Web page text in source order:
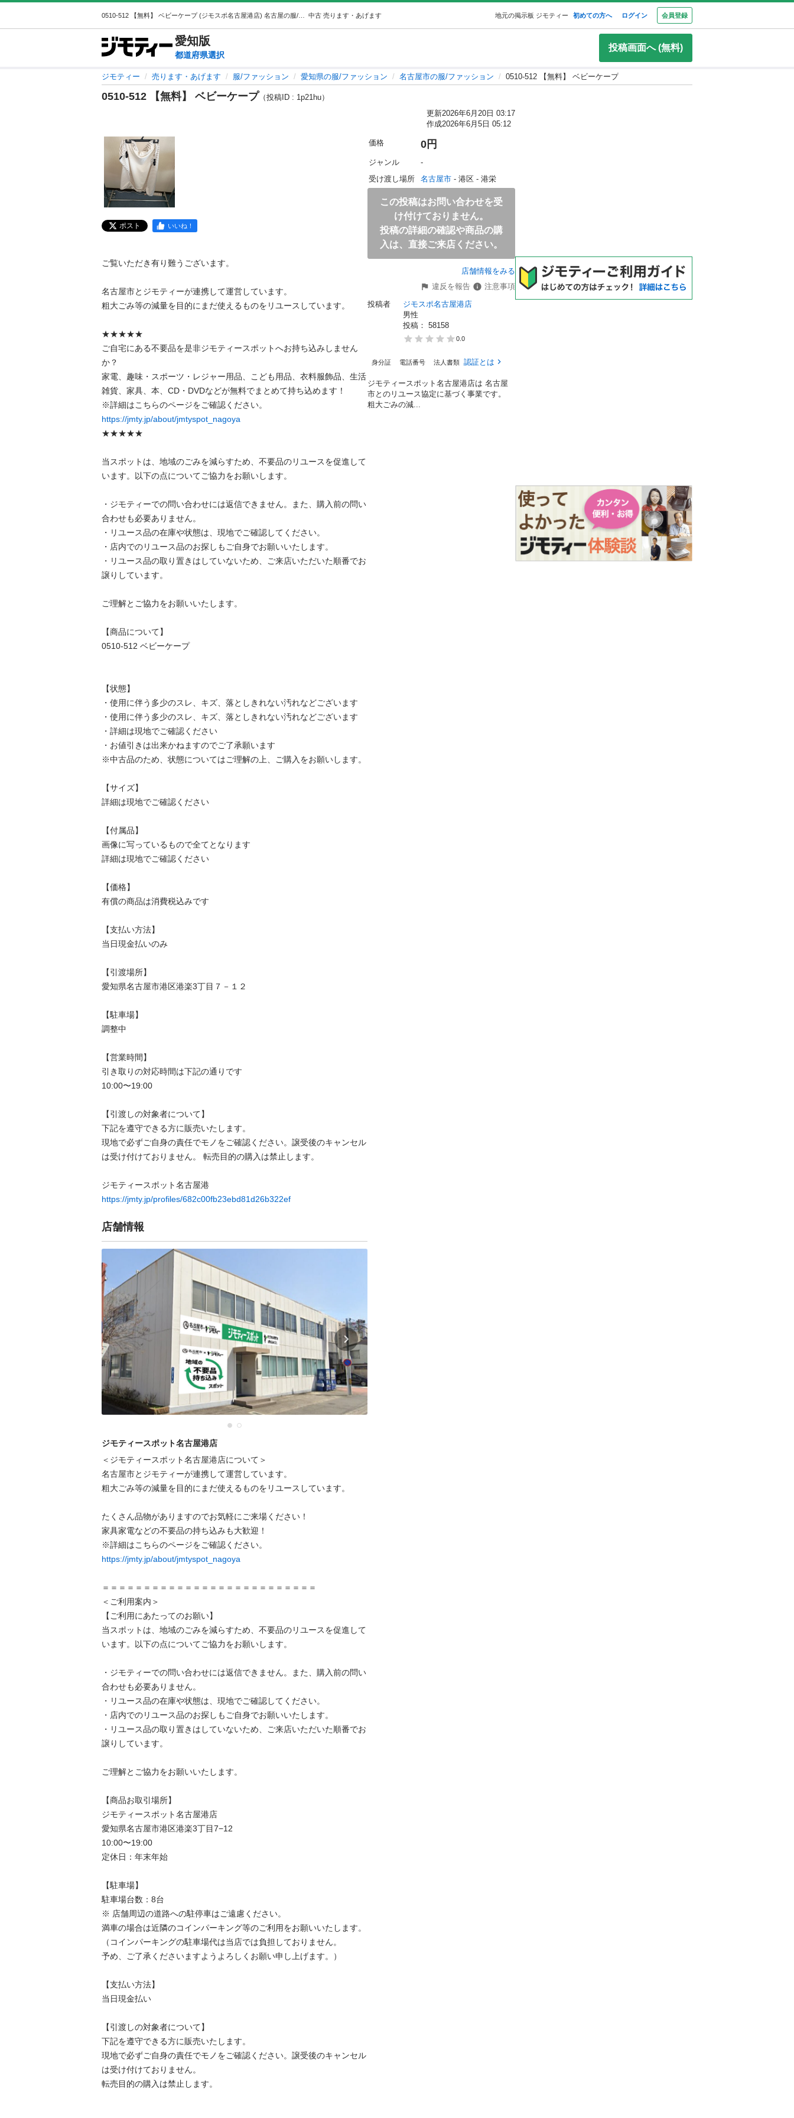
中古 売ります・あげます 地元の掲示板 ジモティー 初めての方へ ログイン 会員登録
愛知版
都道府県選択
投稿画面へ (無料)
ジモティー 売ります・あげます 服/ファッション 愛知県の服/ファッション 名古屋市の服/ファッション 0510-512 【無料】 ベビーケープ
0510-512 【無料】 ベビーケープ （投稿ID : 1p21hu）
更新2026年6月20日 03:17
作成2026年6月5日 05:12
ポスト いいね！
ご覧いただき有り難うございます。
名古屋市とジモティーが連携して運営しています。
粗⼤ごみ等の減量を⽬的にまだ使えるものをリユースしています。
★★★★★
ご自宅にある不要品を是非ジモティースポットへお持ち込みしません
か？
家電、趣味・スポーツ・レジャー用品、こども用品、衣料服飾品、生活
雑貨、家具、本、CD・DVDなどが無料でまとめて持ち込めます！
https://jmty.jp/about/jmtyspot_nagoya
★★★★★
当スポットは、地域のごみを減らすため、不要品のリユースを促進して
います。以下の点についてご協力をお願いします。
・ジモティーでの問い合わせには返信できません。また、購入前の問い
合わせも必要ありません。
・リユース品の在庫や状態は、現地でご確認してください。
・店内でのリユース品のお探しもご自身でお願いいたします。
・リユース品の取り置きはしていないため、ご来店いただいた順番でお
譲りしています。
ご理解とご協力をお願いいたします。
【商品について】
0510-512 ベビーケープ
【状態】
・使用に伴う多少のスレ、キズ、落としきれない汚れなどございます
・使用に伴う多少のスレ、キズ、落としきれない汚れなどございます
・詳細は現地でご確認ください
・お値引きは出来かねますのでご了承願います
※中古品のため、状態についてはご理解の上、ご購入をお願いします。
【サイズ】
詳細は現地でご確認ください
【付属品】
画像に写っているもので全てとなります
詳細は現地でご確認ください
【価格】
有償の商品は消費税込みです
【⽀払い⽅法】
当⽇現⾦払いのみ
【引渡場所】
愛知県名古屋市港区港楽3丁目７－１２
【駐⾞場】
調整中
【営業時間】
引き取りの対応時間は下記の通りです
10:00〜19:00
【引渡しの対象者について】
下記を遵守できる⽅に販売いたします。
現地で必ずご⾃⾝の責任でモノをご確認ください。譲受後のキャンセル
は受け付けておりません。 転売⽬的の購⼊は禁⽌します。
https://jmty.jp/profiles/682c00fb23ebd81d26b322ef
店舗情報
ジモティースポット名古屋港店
＜ジモティースポット名古屋港店について＞
名古屋市とジモティーが連携して運営しています。
粗⼤ごみ等の減量を⽬的にまだ使えるものをリユースしています。
たくさん品物がありますのでお気軽にご来場ください！
家具家電などの不要品の持ち込みも大歓迎！
https://jmty.jp/about/jmtyspot_nagoya
＝＝＝＝＝＝＝＝＝＝＝＝＝＝＝＝＝＝＝＝＝＝＝＝＝＝
＜ご利用案内＞
【ご利用にあたってのお願い】
当スポットは、地域のごみを減らすため、不要品のリユースを促進して
います。以下の点についてご協力をお願いします。
・ジモティーでの問い合わせには返信できません。また、購入前の問い
合わせも必要ありません。
・リユース品の在庫や状態は、現地でご確認してください。
・店内でのリユース品のお探しもご自身でお願いいたします。
・リユース品の取り置きはしていないため、ご来店いただいた順番でお
譲りしています。
ご理解とご協力をお願いいたします。
【商品お取引場所】
ジモティースポット名古屋港店
愛知県名古屋市港区港楽3丁目7−12
10:00〜19:00
定休日：年末年始
【駐⾞場】
駐車場台数：8台
※ 店舗周辺の道路への駐停車はご遠慮ください。
満車の場合は近隣のコインパーキング等のご利用をお願いいたします。
（コインパーキングの駐車場代は当店では負担しておりません。
予め、ご了承くださいますようよろしくお願い申し上げます。）
【⽀払い⽅法】
当日現金払い
【引渡しの対象者について】
下記を遵守できる⽅に販売いたします。
現地で必ずご⾃⾝の責任でモノをご確認ください。譲受後のキャンセル
は受け付けておりません。
転売⽬的の購⼊は禁⽌します。
価格 0円
ジャンル
-
受け渡し場所
名古屋市 - 港区 - 港栄
この投稿はお問い合わせを受
け付けておりません。
投稿の詳細の確認や商品の購
入は、直接ご来店ください。
店舗情報をみる
違反を報告
注意事項
投稿者
ジモスポ名古屋港店
男性
投稿： 58158
0.0
身分証 電話番号 法人書類 認証とは
ジモティースポット名古屋港店は 名古屋
市とのリユース協定に基づく事業です。
粗⼤ごみの減...